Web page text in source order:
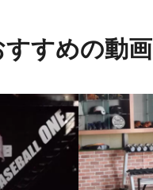
すすめの動画